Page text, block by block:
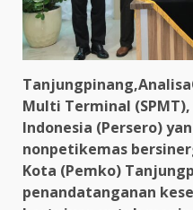
Multi Terminal
Indonesia (Persero)
nonpetikemas
Kota (Pemko)
penandatanganan